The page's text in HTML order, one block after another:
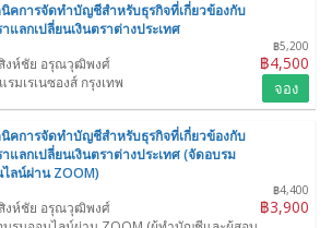
นิคการจัดทำบัญชีสำหรับธุรกิจที่เกี่ยวข้องกับ
แลกเปลี่ยนเงินตราต่างประเทศ
฿5,200
฿4,500
งห์ชัย อรุณวุฒิพงศ์
รมเรเนซองส์ กรุงเทพ
จอง
นิคการจัดทำบัญชีสำหรับธุรกิจที่เกี่ยวข้องกับ
แลกเปลี่ยนเงินตราต่างประเทศ (จัดอบรม
ลน์ผ่าน ZOOM)
฿4,400
฿3,900
งห์ชัย อรุณวุฒิพงศ์